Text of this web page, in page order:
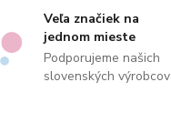
Veľa značiek na
jednom mieste
Podporujeme našich
slovenských výrobcov